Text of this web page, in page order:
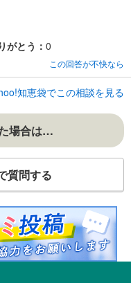
がとう： 0
この回答が不快なら
知恵袋でこの相談を見る
場合は…
質問する